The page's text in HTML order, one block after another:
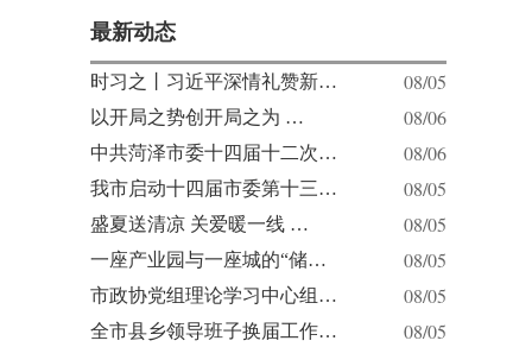
最新动态
时习之丨习近平深情礼赞新… 08/05
以开局之势创开局之为 … 08/06
中共菏泽市委十四届十二次… 08/06
我市启动十四届市委第十三… 08/05
盛夏送清凉 关爱暖一线 … 08/05
一座产业园与一座城的“储… 08/05
市政协党组理论学习中心组… 08/05
全市县乡领导班子换届工作… 08/05